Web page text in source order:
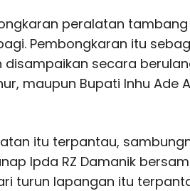
peralatan
Pembongkaran itu
secara
maupun Bupati Inhu Ade
itu terpantau,
Ipda RZ Damanik
turun lapangan itu